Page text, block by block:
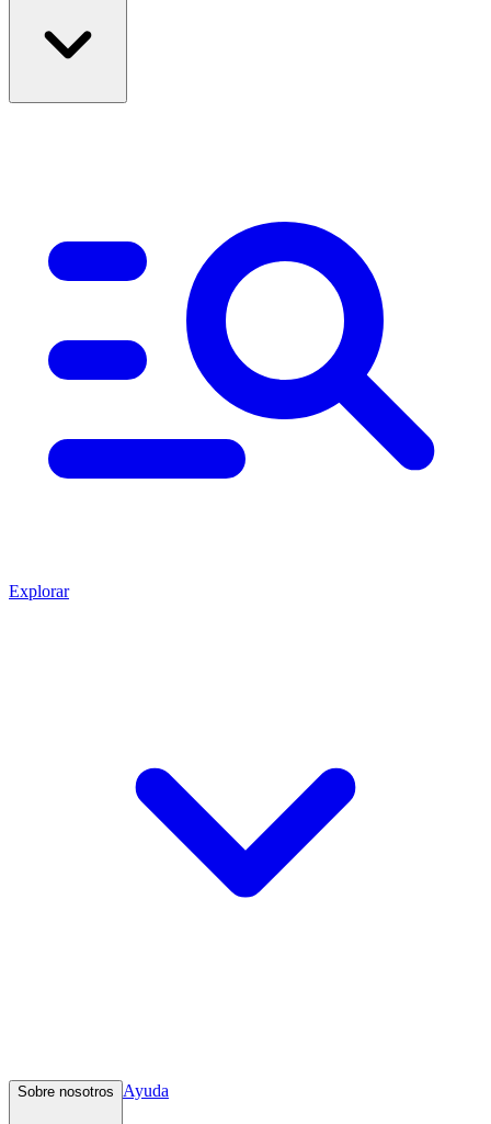
Explorar
Sobre nosotros Ayuda